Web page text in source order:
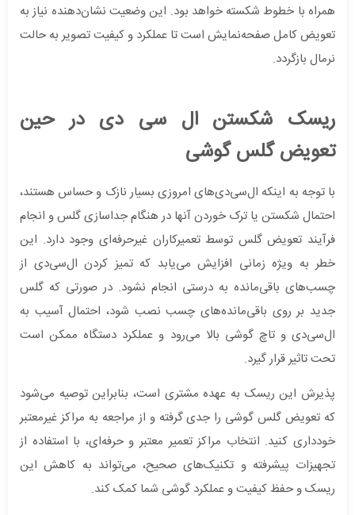
همراه با خطوط شکسته خواهد بود. این وضعیت نشان‌دهنده نیاز به
تعویض کامل صفحه‌نمایش است تا عملکرد و کیفیت تصویر به حالت
نرمال بازگردد.
ریسک شکستن ال‌ سی‌ دی در حین
تعویض گلس گوشی
با توجه به اینکه ال‌سی‌دی‌های امروزی بسیار نازک و حساس هستند،
احتمال شکستن یا ترک خوردن آنها در هنگام جداسازی گلس و انجام
فرآیند تعویض گلس توسط تعمیرکاران غیرحرفه‌ای وجود دارد. این
خطر به ویژه زمانی افزایش می‌یابد که تمیز کردن ال‌سی‌دی از
چسب‌های باقی‌مانده به درستی انجام نشود. در صورتی که گلس
جدید بر روی باقی‌مانده‌های چسب نصب شود، احتمال آسیب به
ال‌سی‌دی و تاچ گوشی بالا می‌رود و عملکرد دستگاه ممکن است
تحت تاثیر قرار گیرد.
پذیرش این ریسک به عهده مشتری است، بنابراین توصیه می‌شود
که تعویض گلس گوشی را جدی گرفته و از مراجعه به مراکز غیرمعتبر
خودداری کنید. انتخاب مراکز تعمیر معتبر و حرفه‌ای، با استفاده از
تجهیزات پیشرفته و تکنیک‌های صحیح، می‌تواند به کاهش این
ریسک و حفظ کیفیت و عملکرد گوشی شما کمک کند.